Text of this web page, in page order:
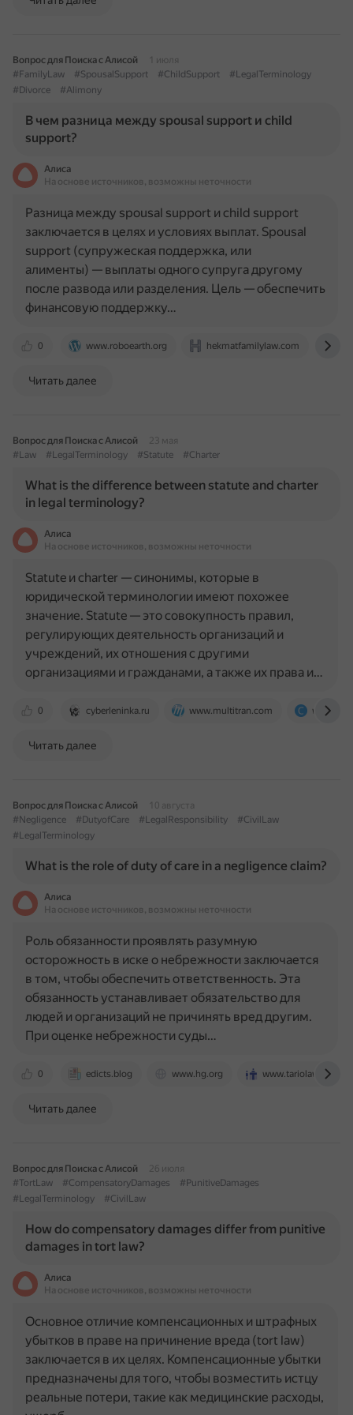
Вопрос для Поиска с Алисой
1 июля
#FamilyLaw
#SpousalSupport #ChildSupport
#LegalTerminology
#Divorce
#Alimony
В чем разница между spousal support и child
support?
Алиса
На основе источников, возможны неточности
0 www.roboearth.org hekmatfamilylaw.com
Разница между spousal support и child support
заключается в целях и условиях выплат. Spousal
support (супружеская поддержка, или
алименты) — выплаты одного супруга другому
после развода или разделения. Цель — обеспечить
финансовую поддержку…
Читать далее
Вопрос для Поиска с Алисой
23 мая
#Law
#LegalTerminology #Statute #Charter
What is the difference between statute and charter
in legal terminology?
Алиса
На основе источников, возможны неточности
0 cyberleninka.ru www.multitran.com
Statute и charter — синонимы, которые в
юридической терминологии имеют похожее
значение. Statute — это совокупность правил,
регулирующих деятельность организаций и
учреждений, их отношения с другими
организациями и гражданами, а также их права и…
Читать далее
Вопрос для Поиска с Алисой
10 августа
#Negligence
#DutyofCare #LegalResponsibility
#CivilLaw
#LegalTerminology
What is the role of duty of care in a negligence claim?
Алиса
На основе источников, возможны неточности
0 edicts.blog www.hg.org www.tariolaw.com
Роль обязанности проявлять разумную
осторожность в иске о небрежности заключается
в том, чтобы обеспечить ответственность. Эта
обязанность устанавливает обязательство для
людей и организаций не причинять вред другим.
При оценке небрежности суды…
Читать далее
Вопрос для Поиска с Алисой
26 июля
#TortLaw
#CompensatoryDamages
#PunitiveDamages
#LegalTerminology
#CivilLaw
How do compensatory damages differ from punitive
damages in tort law?
Алиса
На основе источников, возможны неточности
Основное отличие компенсационных и штрафных
убытков в праве на причинение вреда (tort law)
заключается в их целях. Компенсационные убытки
предназначены для того, чтобы возместить истцу
реальные потери, такие как медицинские расходы,